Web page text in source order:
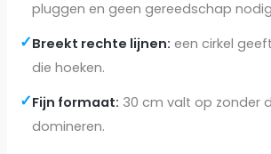
pluggen en geen gereedschap
✓Breekt rechte lijnen: een cirkel
die hoeken.
✓Fijn formaat: 30 cm valt op zonder
domineren.